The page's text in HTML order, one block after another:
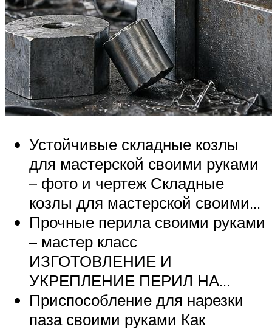
Устойчивые складные козлы
для мастерской своими руками
– фото и чертеж Складные
козлы для мастерской своими…
Прочные перила своими руками
– мастер класс
ИЗГОТОВЛЕНИЕ И
УКРЕПЛЕНИЕ ПЕРИЛ НА…
Приспособление для нарезки
паза своими руками Как